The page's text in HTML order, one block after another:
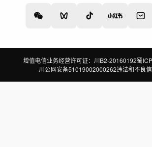
增值电信业务经营许可证：川B2-20160192蜀
川公网安备51019002000262违法和不良